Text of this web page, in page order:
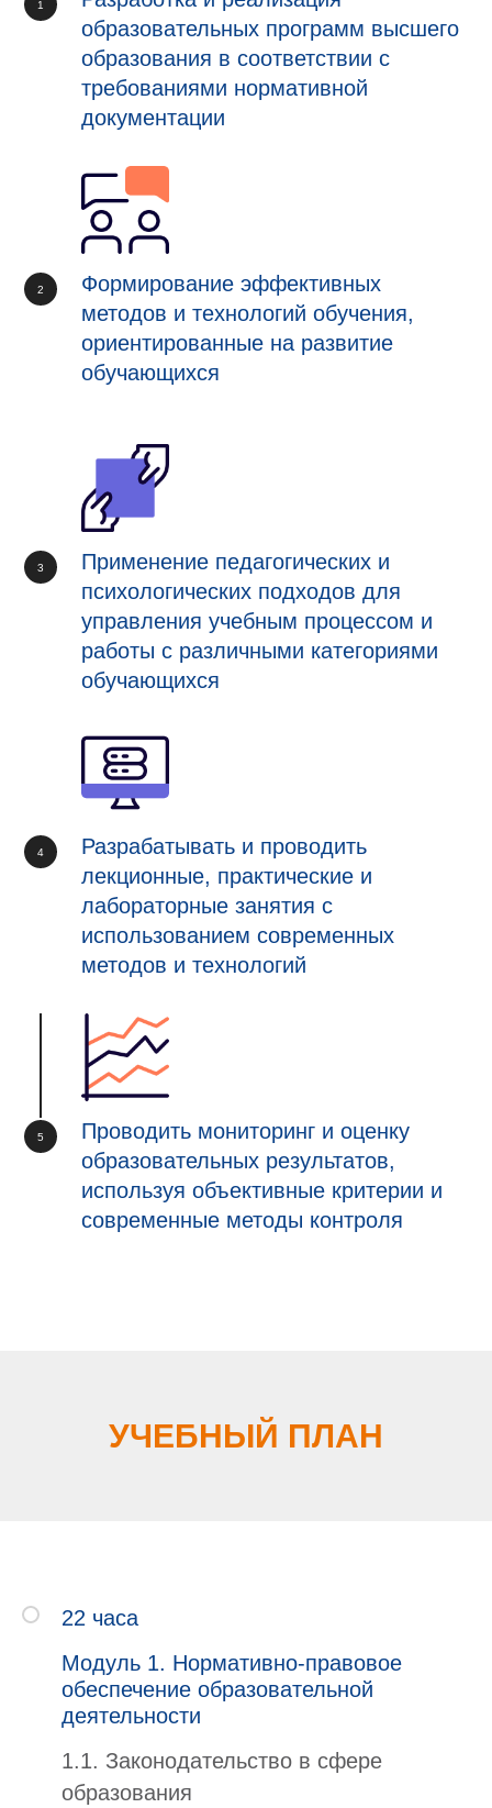
образовательных программ высшего
образования в соответствии с
требованиями нормативной
документации
Формирование эффективных
методов и технологий обучения,
ориентированные на развитие
обучающихся
Применение педагогических и
психологических подходов для
управления учебным процессом и
работы с различными категориями
обучающихся
Разрабатывать и проводить
лекционные, практические и
лабораторные занятия с
использованием современных
методов и технологий
Проводить мониторинг и оценку
образовательных результатов,
используя объективные критерии и
современные методы контроля
УЧЕБНЫЙ ПЛАН
22 часа
Модуль 1. Нормативно-правовое
обеспечение образовательной
деятельности
1.1. Законодательство в сфере
образования